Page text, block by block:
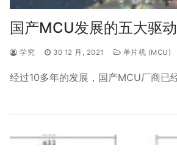
国产MCU发展的五大驱
学究 30 12 月, 2021 单片机 (MCU)
经过10多年的发展，国产MCU厂商已